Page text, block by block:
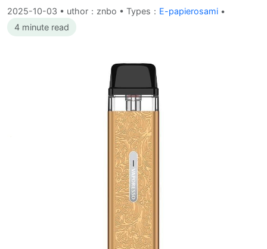
2025-10-03 • uthor：znbo • Types： E-papierosami •
4 minute read